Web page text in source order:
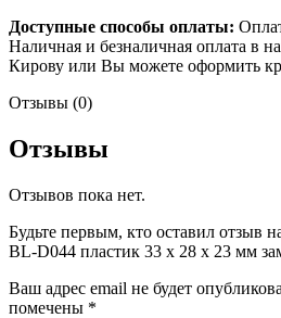
Доступные способы оплаты:
Наличная и безналичная оплата в
Кирову или Вы можете оформить
Отзывы (0)
Отзывы
Отзывов пока нет.
Будьте первым, кто оставил отзыв
BL-D044 пластик 33 х 28 х 23 мм
Ваш адрес email не будет
помечены *